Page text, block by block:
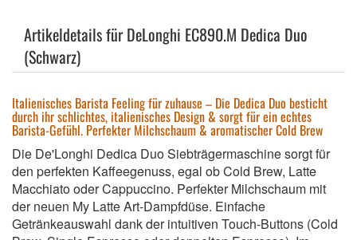
Artikeldetails für DeLonghi EC890.M Dedica Duo
(Schwarz)
Italienisches Barista Feeling für zuhause – Die Dedica Duo besticht
durch ihr schlichtes, italienisches Design & sorgt für ein echtes
Barista-Gefühl. Perfekter Milchschaum & aromatischer Cold Brew
Die De'Longhi Dedica Duo Siebträgermaschine sorgt für
den perfekten Kaffeegenuss, egal ob Cold Brew, Latte
Macchiato oder Cappuccino. Perfekter Milchschaum mit
der neuen My Latte Art-Dampfdüse. Einfache
Getränkeauswahl dank der intuitiven Touch-Buttons (Cold